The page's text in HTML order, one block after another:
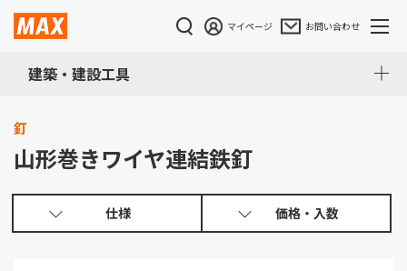
マイページ お問い合わせ
建築・建設工具
釘
山形巻きワイヤ連結鉄釘
仕様 価格・入数